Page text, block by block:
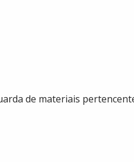
de materiais